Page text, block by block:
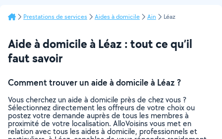
Prestations de services Aides à domicile Ain Léaz
Aide à domicile à Léaz : tout ce qu’il
faut savoir
Comment trouver un aide à domicile à Léaz ?
Vous cherchez un aide à domicile près de chez vous ?
Sélectionnez directement les offreurs de votre choix ou
postez votre demande auprès de tous les membres à
proximité de votre localisation. AlloVoisins vous met en
relation avec tous les aides à domicile, professionnels et